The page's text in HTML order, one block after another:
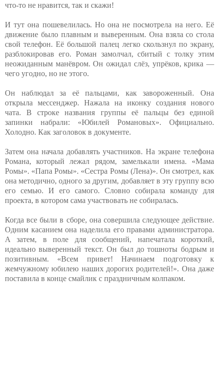
что-то не нравится, так и скажи!
И тут она пошевелилась. Но она не посмотрела на него. Её
движение было плавным и выверенным. Она взяла со стола
свой телефон. Её большой палец легко скользнул по экрану,
разблокировав его. Роман замолчал, сбитый с толку этим
неожиданным манёвром. Он ожидал слёз, упрёков, крика —
чего угодно, но не этого.
Он наблюдал за её пальцами, как завороженный. Она
открыла мессенджер. Нажала на иконку создания нового
чата. В строке названия группы её пальцы без единой
запинки набрали: «Юбилей Романовых». Официально.
Холодно. Как заголовок в документе.
Затем она начала добавлять участников. На экране телефона
Романа, который лежал рядом, замелькали имена. «Мама
Ромы». «Папа Ромы». «Сестра Ромы (Лена)». Он смотрел, как
она методично, одного за другим, добавляет в эту группу всю
его семью. И его самого. Словно собирала команду для
проекта, в котором сама участвовать не собиралась.
Когда все были в сборе, она совершила следующее действие.
Одним касанием она наделила его правами администратора.
А затем, в поле для сообщений, напечатала короткий,
идеально выверенный текст. Он был до тошноты бодрым и
позитивным. «Всем привет! Начинаем подготовку к
жемчужному юбилею наших дорогих родителей!». Она даже
поставила в конце смайлик с праздничным колпаком.